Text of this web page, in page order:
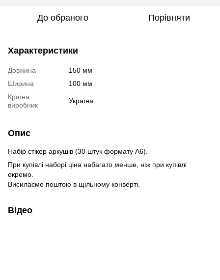
До обраного Порівняти
Характеристики
Довжина
150 мм
Ширина
100 мм
Країна
виробник
Україна
Опис
Набір стікер аркушів (30 штук формату А6).
При купівлі наборі ціна набагато менше, ніж при купівлі
окремо.
Висилаємо поштою в щільному конверті.
Відео